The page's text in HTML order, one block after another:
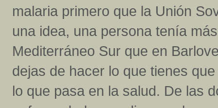
malaria primero que la Unión
una idea, una persona tenía
Mediterráneo Sur que en
dejas de hacer lo que tienes
lo que pasa en la salud. De las